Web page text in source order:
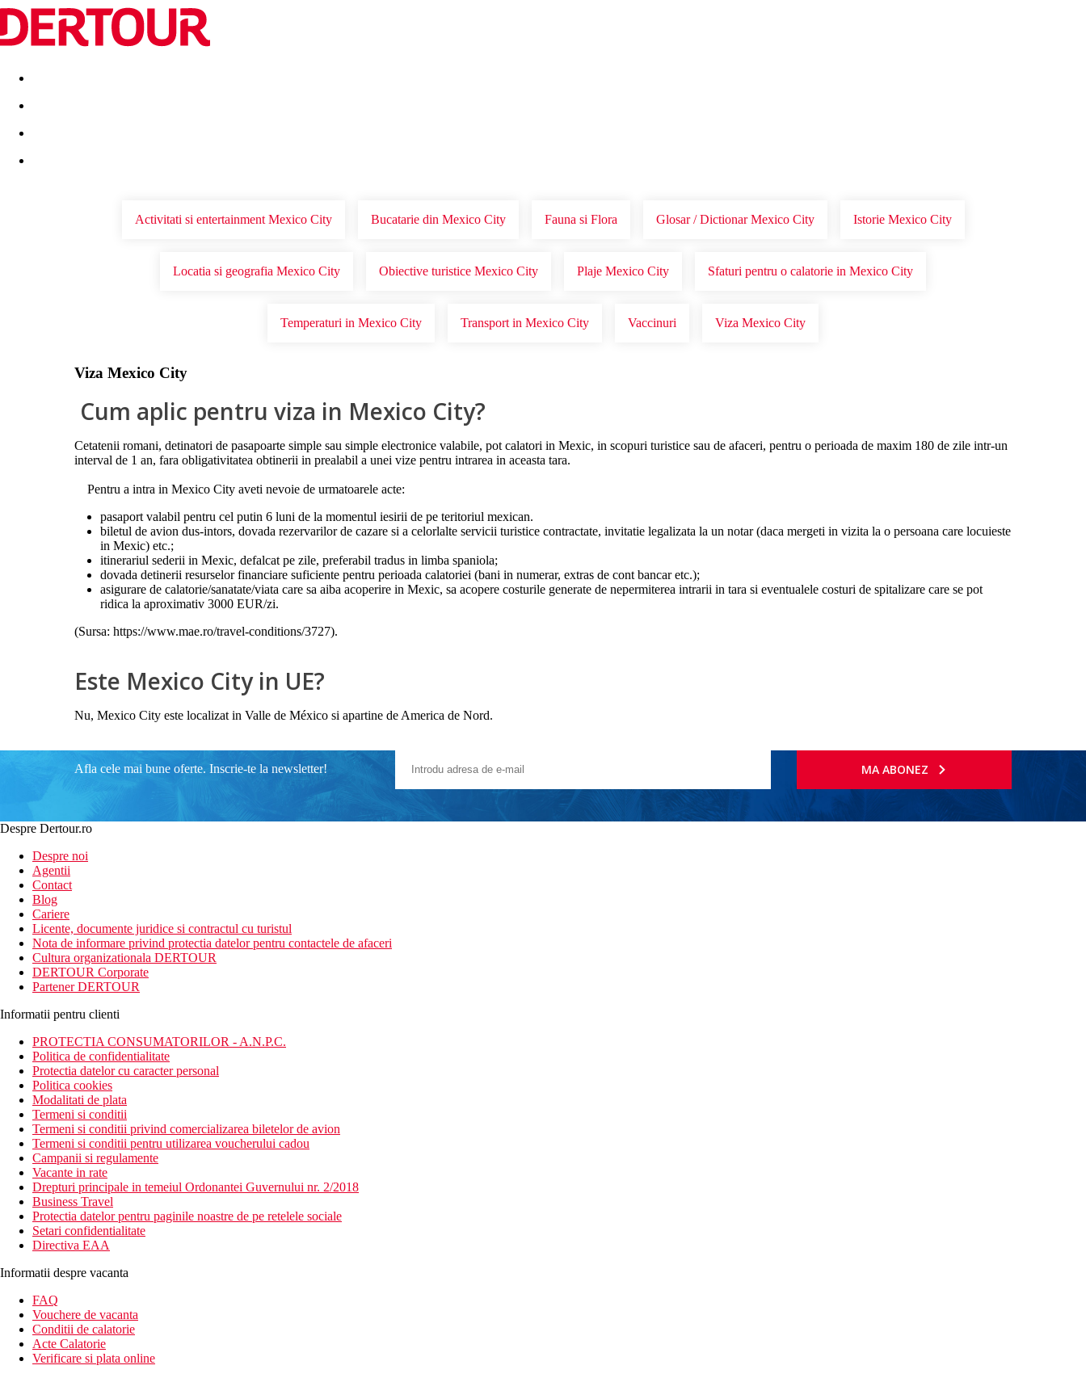
Destinatii Vacanta perfecta OFERTE DE NERATAT
Activitati si entertainment Mexico City Bucatarie din Mexico City Fauna si Flora Glosar / Dictionar Mexico City Istorie Mexico City
Locatia si geografia Mexico City Obiective turistice Mexico City Plaje Mexico City Sfaturi pentru o calatorie in Mexico City
Temperaturi in Mexico City Transport in Mexico City Vaccinuri Viza Mexico City
Viza Mexico City
Cum aplic pentru viza in Mexico City?
Cetatenii romani, detinatori de pasapoarte simple sau simple electronice valabile, pot calatori in Mexic, in scopuri turistice sau de afaceri, pentru o perioada de maxim 180 de zile intr-un
interval de 1 an, fara obligativitatea obtinerii in prealabil a unei vize pentru intrarea in aceasta tara.
Pentru a intra in Mexico City aveti nevoie de urmatoarele acte:
pasaport valabil pentru cel putin 6 luni de la momentul iesirii de pe teritoriul mexican.
biletul de avion dus-intors, dovada rezervarilor de cazare si a celorlalte servicii turistice contractate, invitatie legalizata la un notar (daca mergeti in vizita la o persoana care locuieste
in Mexic) etc.;
itinerariul sederii in Mexic, defalcat pe zile, preferabil tradus in limba spaniola;
dovada detinerii resurselor financiare suficiente pentru perioada calatoriei (bani in numerar, extras de cont bancar etc.);
asigurare de calatorie/sanatate/viata care sa aiba acoperire in Mexic, sa acopere costurile generate de nepermiterea intrarii in tara si eventualele costuri de spitalizare care se pot
ridica la aproximativ 3000 EUR/zi.
(Sursa: https://www.mae.ro/travel-conditions/3727).
Este Mexico City in UE?
Nu, Mexico City este localizat in Valle de México si apartine de America de Nord.
Afla cele mai bune oferte. Inscrie-te la newsletter! MA ABONEZ
Despre Dertour.ro
Despre noi
Agentii
Contact
Blog
Cariere
Licente, documente juridice si contractul cu turistul
Nota de informare privind protectia datelor pentru contactele de afaceri
Cultura organizationala DERTOUR
DERTOUR Corporate
Partener DERTOUR
Informatii pentru clienti
PROTECTIA CONSUMATORILOR - A.N.P.C.
Politica de confidentialitate
Protectia datelor cu caracter personal
Politica cookies
Modalitati de plata
Termeni si conditii
Termeni si conditii privind comercializarea biletelor de avion
Termeni si conditii pentru utilizarea voucherului cadou
Campanii si regulamente
Vacante in rate
Drepturi principale in temeiul Ordonantei Guvernului nr. 2/2018
Business Travel
Protectia datelor pentru paginile noastre de pe retelele sociale
Setari confidentialitate
Directiva EAA
Informatii despre vacanta
FAQ
Vouchere de vacanta
Conditii de calatorie
Acte Calatorie
Verificare si plata online